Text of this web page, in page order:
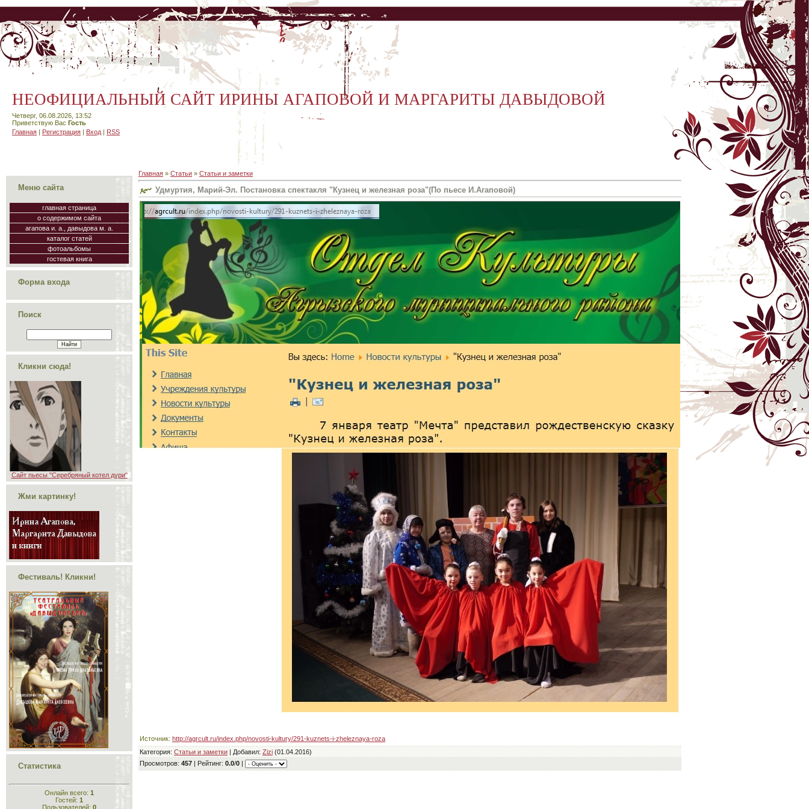
НЕОФИЦИАЛЬНЫЙ САЙТ ИРИНЫ АГАПОВОЙ И МАРГАРИТЫ ДАВЫДОВОЙ
Четверг, 06.08.2026, 13:52
Приветствую Вас Гость
Главная | Регистрация | Вход | RSS
Меню сайта
главная страница
о содержимом сайта
агапова и. а., давыдова м. а.
каталог статей
фотоальбомы
гостевая книга
Форма входа
Поиск
Кликни сюда!
Сайт пьесы "Серебряный котел дури"
Жми картинку!
Фестиваль! Кликни!
Статистика
Онлайн всего: 1
Гостей: 1
Пользователей: 0
Главная » Статьи » Статьи и заметки
Удмуртия, Марий-Эл. Постановка спектакля "Кузнец и железная роза"(По пьесе И.Агаповой)
Источник: http://agrcult.ru/index.php/novosti-kultury/291-kuznets-i-zheleznaya-roza
Категория: Статьи и заметки | Добавил: Zizi (01.04.2016)
Просмотров: 457 | Рейтинг: 0.0/0 |